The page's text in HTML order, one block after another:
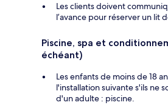
Les clients doivent
l’avance pour réserver un lit
Piscine, spa et
échéant)
Les enfants de moins de 18
l'installation suivante s'ils ne
d'un adulte : piscine.